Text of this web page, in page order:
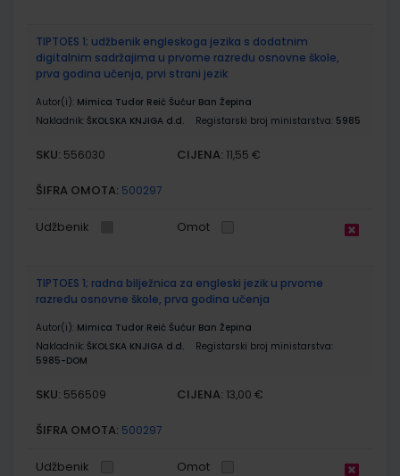
TIPTOES 1; udžbenik engleskoga jezika s dodatnim
digitalnim sadržajima u prvome razredu osnovne škole,
prva godina učenja, prvi strani jezik
Autor(i): Mimica Tudor Reić Šućur Ban Žepina
Nakladnik: ŠKOLSKA KNJIGA d.d. Registarski broj ministarstva: 5985
SKU: 556030 CIJENA: 11,55 €
ŠIFRA OMOTA: 500297
Udžbenik Omot
TIPTOES 1; radna bilježnica za engleski jezik u prvome
razredu osnovne škole, prva godina učenja
Autor(i): Mimica Tudor Reić Šućur Ban Žepina
Nakladnik: ŠKOLSKA KNJIGA d.d.
Registarski broj ministarstva:
5985-DOM
SKU: 556509 CIJENA: 13,00 €
ŠIFRA OMOTA: 500297
Udžbenik Omot